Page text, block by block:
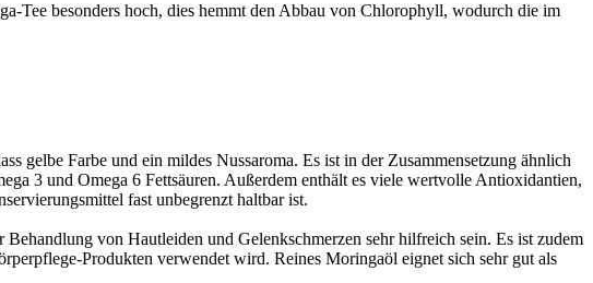
Tee besonders hoch, dies hemmt den Abbau von Chlorophyll, wodurch die im
gelbe Farbe und ein mildes Nussaroma. Es ist in der Zusammensetzung ähnlich
3 und Omega 6 Fettsäuren. Außerdem enthält es viele wertvolle Antioxidantien,
fast unbegrenzt haltbar ist.
von Hautleiden und Gelenkschmerzen sehr hilfreich sein. Es ist zudem
Produkten verwendet wird. Reines Moringaöl eignet sich sehr gut als